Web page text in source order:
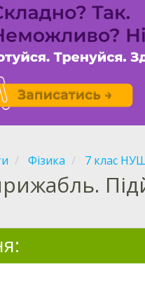
Фізика 7 клас